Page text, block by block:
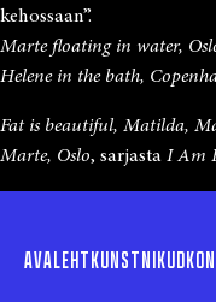
kehossaan”.
Marte floating in water,
Helene in the bath,
Fat is beautiful, Matilda,
Marte, Oslo, sarjasta I Am
AVALEHTKUNSTNIKUD